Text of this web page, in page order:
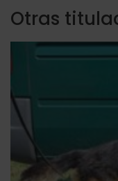
Otras